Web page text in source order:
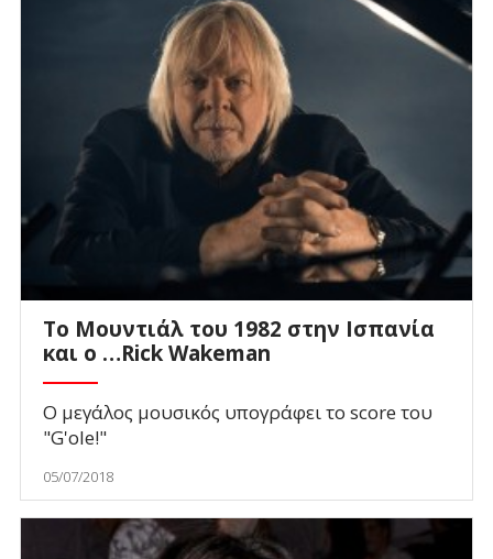
Το Μουντιάλ του 1982 στην Ισπανία
και ο …Rick Wakeman
Ο μεγάλος μουσικός υπογράφει το score του
"G'ole!"
05/07/2018